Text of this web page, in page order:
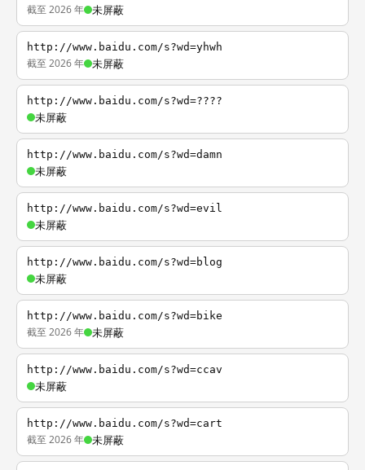
截至 2026 年 未屏蔽
http://www.baidu.com/s?wd=yhwh
截至 2026 年 未屏蔽
http://www.baidu.com/s?wd=????
未屏蔽
http://www.baidu.com/s?wd=damn
未屏蔽
http://www.baidu.com/s?wd=evil
未屏蔽
http://www.baidu.com/s?wd=blog
未屏蔽
http://www.baidu.com/s?wd=bike
截至 2026 年 未屏蔽
http://www.baidu.com/s?wd=ccav
未屏蔽
http://www.baidu.com/s?wd=cart
截至 2026 年 未屏蔽